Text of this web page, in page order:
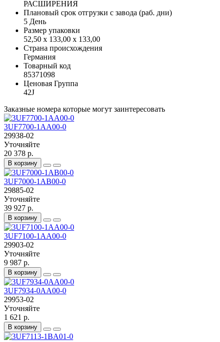
РАСШИРЕНИЯ
Плановый срок отгрузки с завода (раб. дни)
5 День
Размер упаковки
52,50 x 133,00 x 133,00
Страна происхождения
Германия
Товарный код
85371098
Ценовая Группа
42J
Заказные номера которые могут заинтересовать
3UF7700-1AA00-0
29938-02
Уточняйте
20 378 р.
В корзину
3UF7000-1AB00-0
29885-02
Уточняйте
39 927 р.
В корзину
3UF7100-1AA00-0
29903-02
Уточняйте
9 987 р.
В корзину
3UF7934-0AA00-0
29953-02
Уточняйте
1 621 р.
В корзину